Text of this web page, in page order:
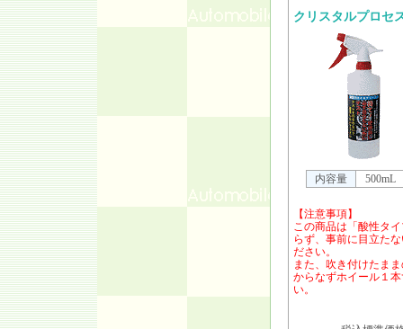
クリスタルプロセ
内容量 500mL
【注意事項】
この商品は「酸性タ
らず、事前に目立た
ださい。
また、吹き付けたま
からなずホイール１
い。